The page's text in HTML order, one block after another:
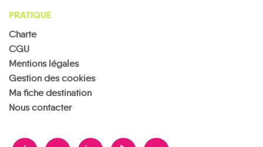
PRATIQUE
Charte
CGU
Mentions légales
Gestion des cookies
Ma fiche destination
Nous contacter